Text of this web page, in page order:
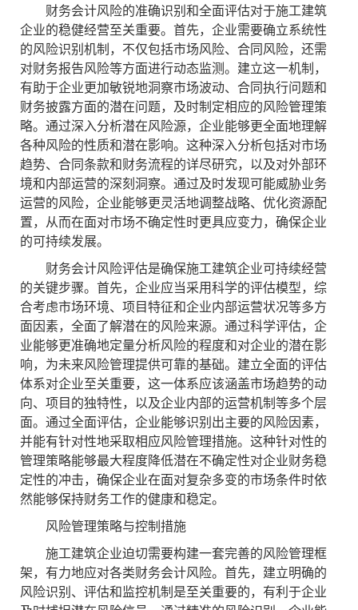
财务会计风险的准确识别和全面评估对于施工建筑
企业的稳健经营至关重要。首先，企业需要确立系统性
的风险识别机制，不仅包括市场风险、合同风险，还需
对财务报告风险等方面进行动态监测。建立这一机制，
有助于企业更加敏锐地洞察市场波动、合同执行问题和
财务披露方面的潜在问题，及时制定相应的风险管理策
略。通过深入分析潜在风险源，企业能够更全面地理解
各种风险的性质和潜在影响。这种深入分析包括对市场
趋势、合同条款和财务流程的详尽研究，以及对外部环
境和内部运营的深刻洞察。通过及时发现可能威胁业务
运营的风险，企业能够更灵活地调整战略、优化资源配
置，从而在面对市场不确定性时更具应变力，确保企业
的可持续发展。
财务会计风险评估是确保施工建筑企业可持续经营
的关键步骤。首先，企业应当采用科学的评估模型，综
合考虑市场环境、项目特征和企业内部运营状况等多方
面因素，全面了解潜在的风险来源。通过科学评估，企
业能够更准确地定量分析风险的程度和对企业的潜在影
响，为未来风险管理提供可靠的基础。建立全面的评估
体系对企业至关重要，这一体系应该涵盖市场趋势的动
向、项目的独特性，以及企业内部的运营机制等多个层
面。通过全面评估，企业能够识别出主要的风险因素，
并能有针对性地采取相应风险管理措施。这种针对性的
管理策略能够最大程度降低潜在不确定性对企业财务稳
定性的冲击，确保企业在面对复杂多变的市场条件时依
然能够保持财务工作的健康和稳定。
风险管理策略与控制措施
施工建筑企业迫切需要构建一套完善的风险管理框
架，有力地应对各类财务会计风险。首先，建立明确的
风险识别、评估和监控机制是至关重要的，有利于企业